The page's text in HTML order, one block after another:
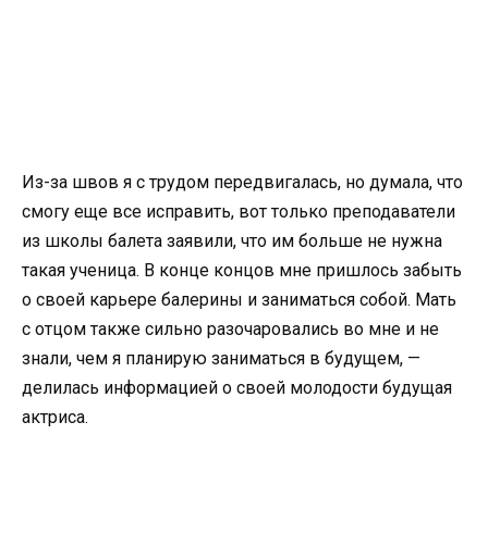
Из-за швов я с трудом передвигалась, но думала, что
смогу еще все исправить, вот только преподаватели
из школы балета заявили, что им больше не нужна
такая ученица. В конце концов мне пришлось забыть
о своей карьере балерины и заниматься собой. Мать
с отцом также сильно разочаровались во мне и не
знали, чем я планирую заниматься в будущем, —
делилась информацией о своей молодости будущая
актриса.